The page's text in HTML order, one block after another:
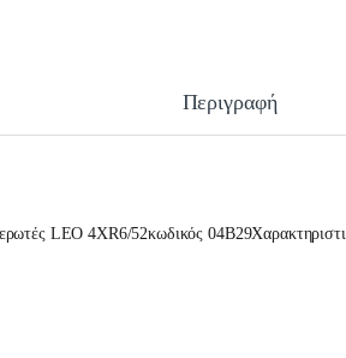
Περιγραφή
LEO 4XR6/52κωδικός